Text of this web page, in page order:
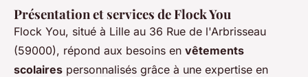
Présentation et services de Flock You
Flock You, situé à Lille au 36 Rue de l'Arbrisseau
(59000), répond aux besoins en vêtements
scolaires personnalisés grâce à une expertise en